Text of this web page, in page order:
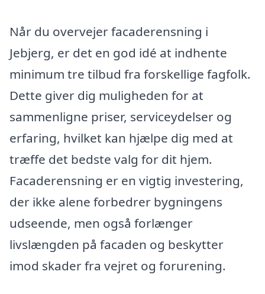
Når du overvejer facaderensning i
Jebjerg, er det en god idé at indhente
minimum tre tilbud fra forskellige fagfolk.
Dette giver dig muligheden for at
sammenligne priser, serviceydelser og
erfaring, hvilket kan hjælpe dig med at
træffe det bedste valg for dit hjem.
Facaderensning er en vigtig investering,
der ikke alene forbedrer bygningens
udseende, men også forlænger
livslængden på facaden og beskytter
imod skader fra vejret og forurening.